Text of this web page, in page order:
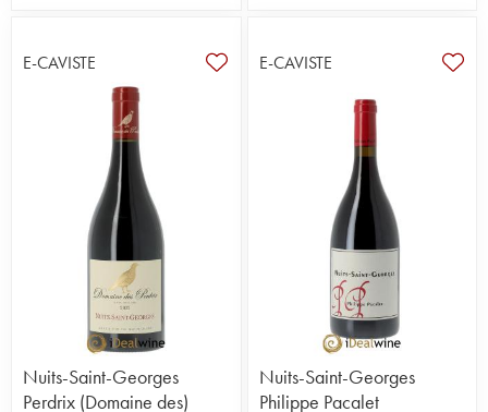
E-CAVISTE
Nuits-Saint-Georges
Perdrix (Domaine des)
E-CAVISTE
Nuits-Saint-Georges
Philippe Pacalet